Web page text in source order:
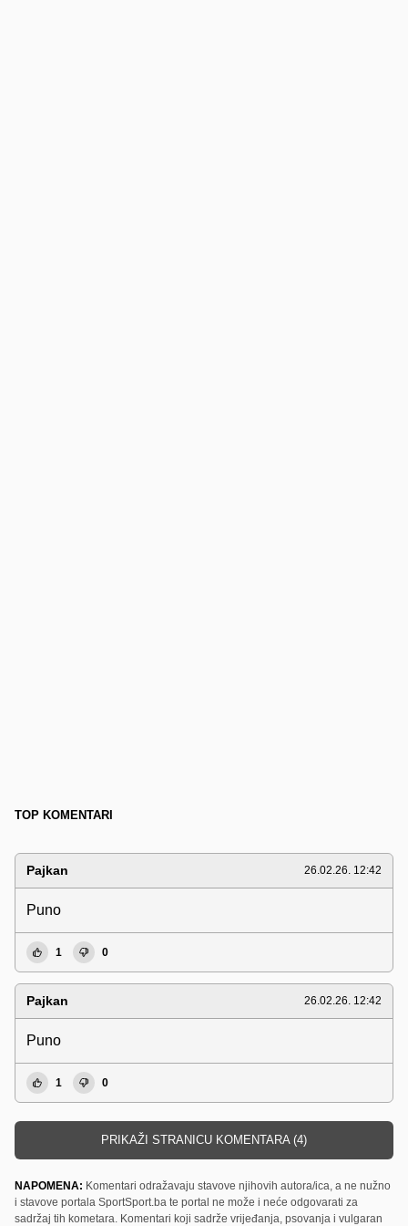
TOP KOMENTARI
Pajkan 26.02.26. 12:42
Puno
1 0
Pajkan 26.02.26. 12:42
Puno
1 0
PRIKAŽI STRANICU KOMENTARA (4)
NAPOMENA: Komentari odražavaju stavove njihovih autora/ica, a ne nužno
i stavove portala SportSport.ba te portal ne može i neće odgovarati za
sadržaj tih kometara. Komentari koji sadrže vrijeđanja, psovanja i vulgaran